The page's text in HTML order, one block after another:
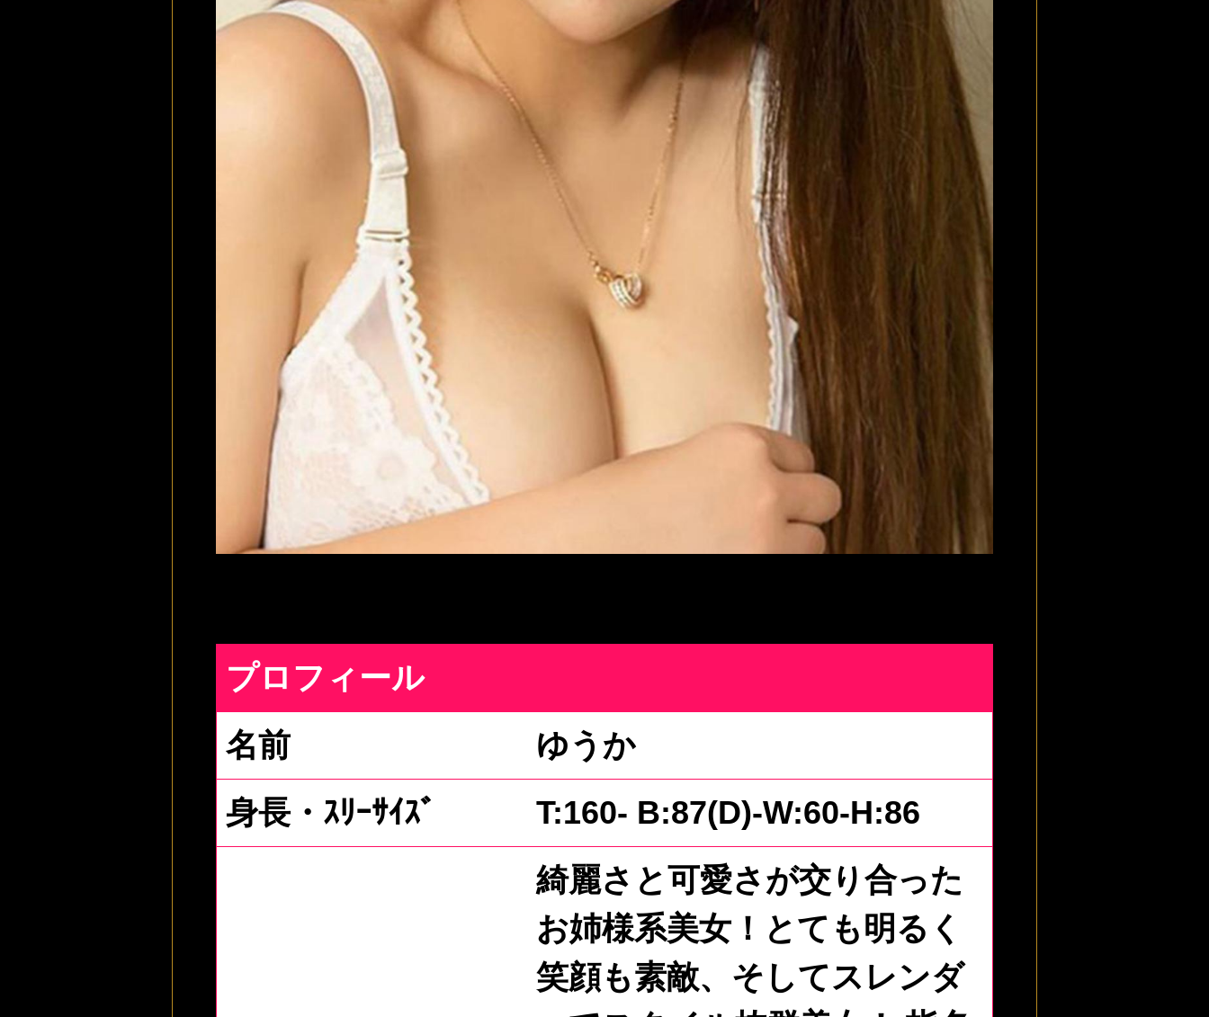
プロフィール
名前
ゆうか
身長・ｽﾘｰｻｲｽﾞ
T:160- B:87(D)-W:60-H:86
綺麗さと可愛さが交り合った
お姉様系美女！とても明るく
笑顔も素敵、そしてスレンダ